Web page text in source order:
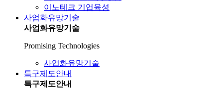
이노테크 기업육성
사업화유망기술
사업화유망기술
Promising Technologies
사업화유망기술
특구제도안내
특구제도안내